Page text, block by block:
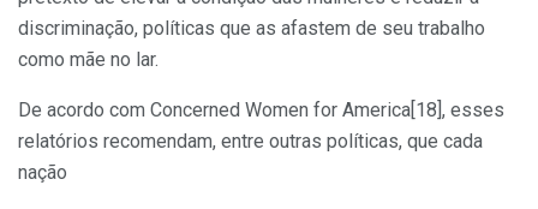
discriminação, políticas que as afastem de seu trabalho
como mãe no lar.
De acordo com Concerned Women for America[18], esses
relatórios recomendam, entre outras políticas, que cada
nação